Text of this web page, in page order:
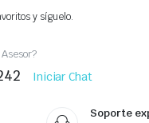
y síguelo.
Iniciar Chat
Soporte